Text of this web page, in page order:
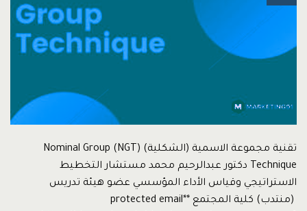
تقنية مجموعة الاسمية (الشكلية) (NGT) Nominal Group
Technique دكتور عبدالرحيم محمد مستشار التخطيط
الاستراتيجي وقياس الأداء المؤسسي عضو هيئة تدريس
(منتدب) كلية المجتمع *protected email*